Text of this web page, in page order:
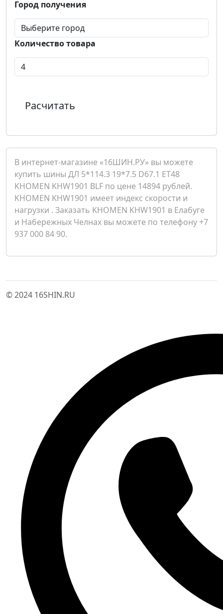
Город получения
Количество товара
Расчитать
В интернет-магазине «16ШИН.РУ» вы можете
купить шины ДЛ 5*114.3 19*7.5 D67.1 ET48
KHOMEN KHW1901 BLF по цене 14894 рублей.
KHOMEN KHW1901 имеет индекс скорости и
нагрузки . Заказать KHOMEN KHW1901 в Елабуге
и Набережных Челнах вы можете по телефону +7
937 000 84 90.
© 2024 16SHIN.RU